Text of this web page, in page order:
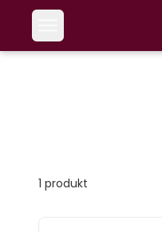
1 produkt